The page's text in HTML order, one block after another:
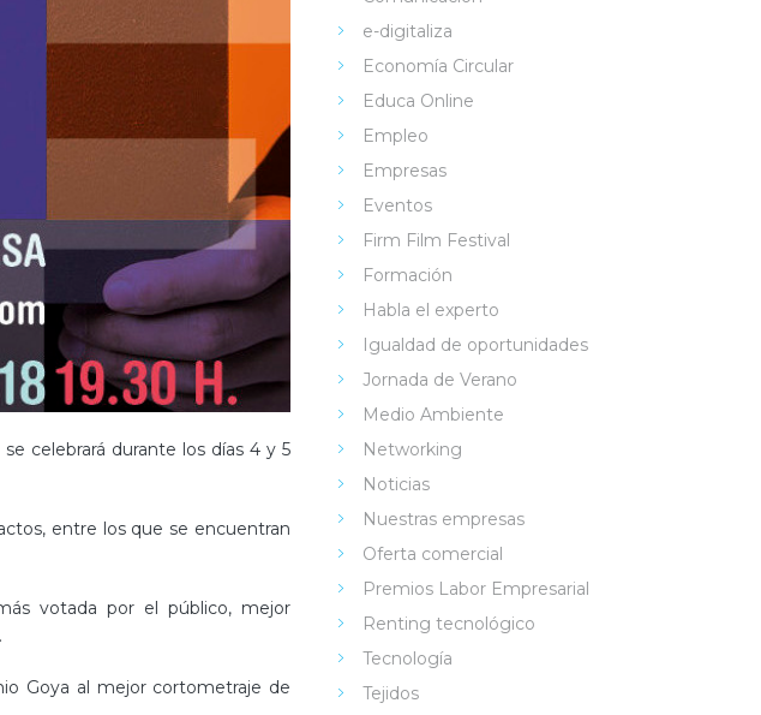
se celebrará durante los días 4 y 5
entre los que se encuentran
votada por el público, mejor
Goya al mejor cortometraje de
e-digitaliza
Economía Circular
Educa Online
Empleo
Empresas
Eventos
Firm Film Festival
Formación
Habla el experto
Igualdad de oportunidades
Jornada de Verano
Medio Ambiente
Networking
Noticias
Nuestras empresas
Oferta comercial
Premios Labor Empresarial
Renting tecnológico
Tecnología
Tejidos